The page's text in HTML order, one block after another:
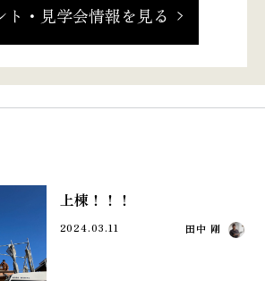
ト・見学会情報を見る
上棟！！！
2024.03.11 田中 剛